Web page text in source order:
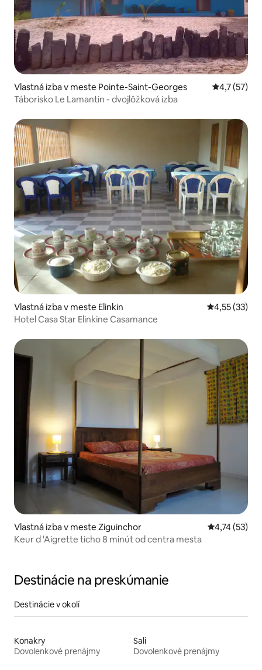
Vlastná izba v meste Pointe-Saint-Georges Priemerné
4,7 (57)
Táborisko Le Lamantin - dvojlôžková izba
Vlastná izba v meste Elinkin Priemerné
4,55 (33)
Hotel Casa Star Elinkine Casamance
Vlastná izba v meste Ziguinchor Priemerné
4,74 (53)
Keur d 'Aigrette ticho 8 minút od centra mesta
Destinácie na preskúmanie
Destinácie v okolí
Konakry
Dovolenkové prenájmy
Sali
Dovolenkové prenájmy